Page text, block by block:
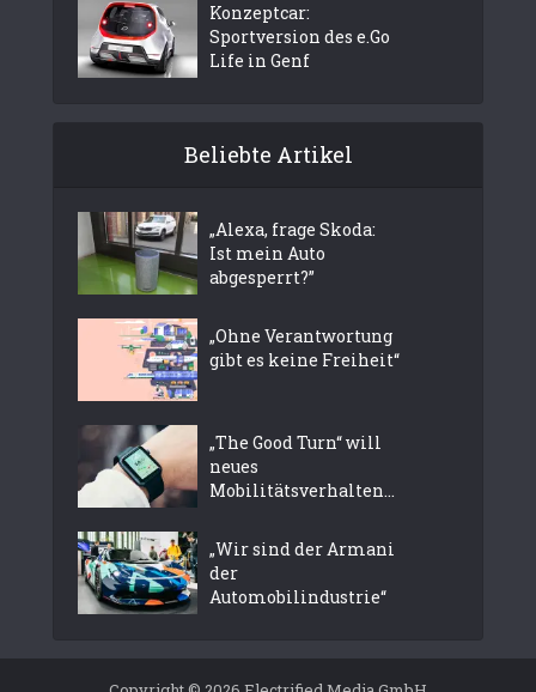
Konzeptcar:
Sportversion des e.Go
Life in Genf
Beliebte Artikel
„Alexa, frage Skoda:
Ist mein Auto
abgesperrt?”
„Ohne Verantwortung
gibt es keine Freiheit“
„The Good Turn“ will
neues
Mobilitätsverhalten...
„Wir sind der Armani
der
Automobilindustrie“